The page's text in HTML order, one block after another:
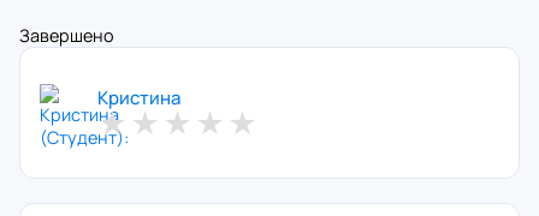
Завершено
Кристина
★ ★ ★ ★ ★